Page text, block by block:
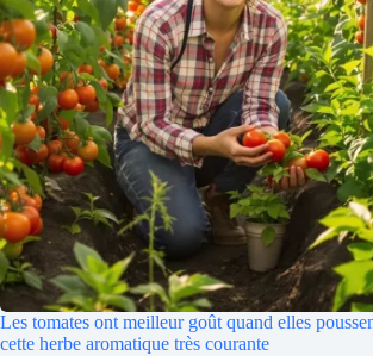
Les tomates ont meilleur goût quand elles
cette herbe aromatique très courante